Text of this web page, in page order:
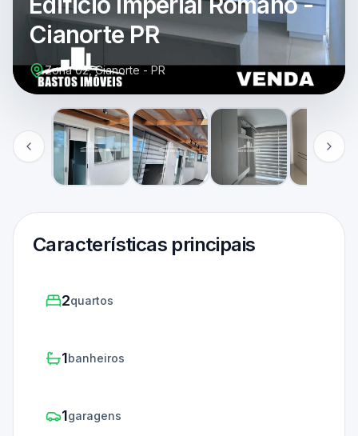
Cianorte PR
Zona 02, Cianorte - PR
Características principais
2quartos
1banheiros
1garagens